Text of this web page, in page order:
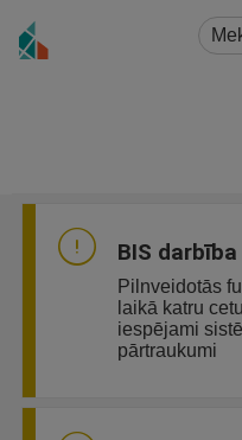
BIS darbība
Pilnveidotās
laikā katru
iespējami
pārtraukumi